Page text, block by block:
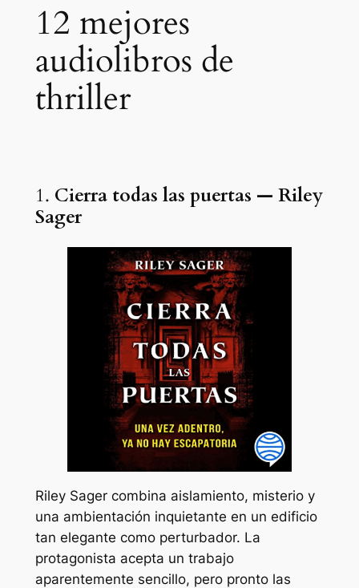
12 mejores
audiolibros de
thriller
1. Cierra todas las puertas — Riley
Sager
Riley Sager combina aislamiento, misterio y
una ambientación inquietante en un edificio
tan elegante como perturbador. La
protagonista acepta un trabajo
aparentemente sencillo, pero pronto las